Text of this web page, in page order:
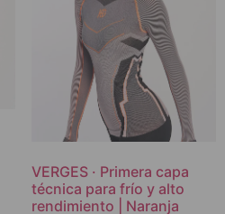
VERGES · Primera capa
técnica para frío y alto
rendimiento | Naranja